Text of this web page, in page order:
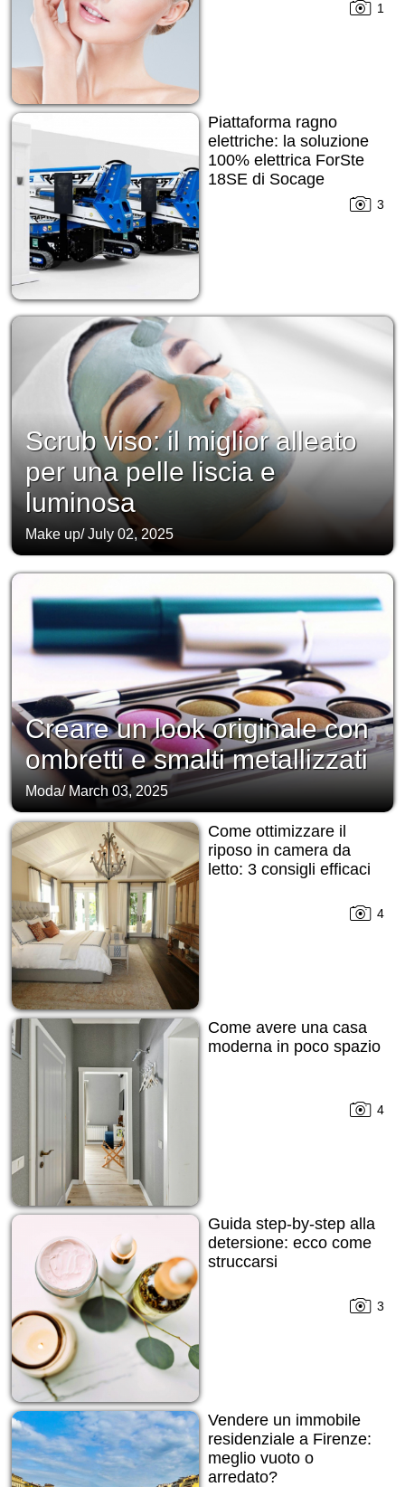
1
Piattaforma ragno
elettriche: la soluzione
100% elettrica ForSte
18SE di Socage
3
Scrub viso: il miglior alleato
per una pelle liscia e
luminosa
Make up/July 02, 2025
Creare un look originale con
ombretti e smalti metallizzati
Moda/ March 03, 2025
Come ottimizzare il
riposo in camera da
letto: 3 consigli efficaci
4
Come avere una casa
moderna in poco spazio
4
Guida step-by-step alla
detersione: ecco come
struccarsi
3
Vendere un immobile
residenziale a Firenze:
meglio vuoto o
arredato?